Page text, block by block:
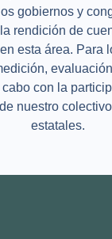
gobiernos y
rendición de
esta área. Para
con la
nuestro
estatales.